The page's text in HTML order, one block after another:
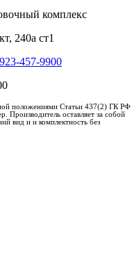
комплекс
240а ст1
457-9900
положениями Статьи 437(2) ГК РФ
Производитель оставляет за собой
вид и и комплектность без